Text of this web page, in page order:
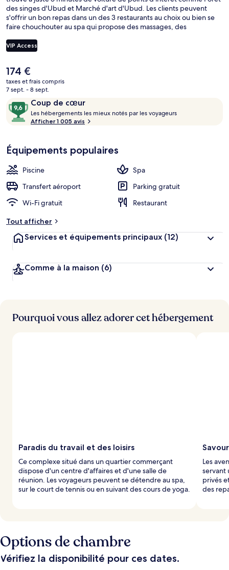
des singes d'Ubud et Marché d'art d'Ubud. Les clients peuvent
s'offrir un bon repas dans un des 3 restaurants au choix ou bien se
faire chouchouter au spa qui propose des massages, des
touristique de luxe abrite en outre 2 piscines extérieures, une salle
de fitness et un court de tennis extérieur. Les autres voyageurs sont
VIP Access
Le
prix
actuel
de
174 €.
174 €
taxes et frais compris
7 sept. - 8 sept.
Avis
voyageurs
Coup de cœur
9,6
sur
10,
cœur
Les hébergements les mieux notés par les voyageurs
r
n
i
e
v
s
Afficher 1 005 avis
Équipements populaires
Piscine
Spa
Transfert aéroport
Parking gratuit
Wi-Fi gratuit
Restaurant
Tout afficher
Services et équipements principaux (12)
Comme à la maison (6)
Pourquoi vous allez adorer cet hébergement
Paradis du travail et des loisirs
Ce complexe situé dans un quartier commerçant
dispose d'un centre d'affaires et d'une salle de
réunion. Les voyageurs peuvent se détendre au spa,
sur le court de tennis ou en suivant des cours de yoga.
Les
servant
privés
des
Options de chambre
Vérifiez la disponibilité pour ces dates.